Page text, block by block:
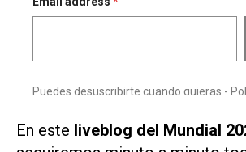
En este liveblog del Mundial